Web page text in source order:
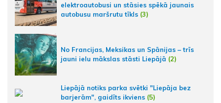
elektroautobusi un stāsies spēkā jaunais
autobusu maršrutu tīkls (3)
No Francijas, Meksikas un Spānijas – trīs
jauni ielu mākslas stāsti Liepājā (2)
Liepājā notiks parka svētki "Liepāja bez
barjerām", gaidīts ikviens (5)